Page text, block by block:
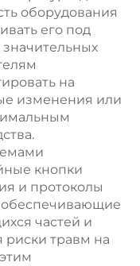
оборудования
его под
на
изменения или
кнопки
и протоколы
обеспечивающие
частей и
риски травм на